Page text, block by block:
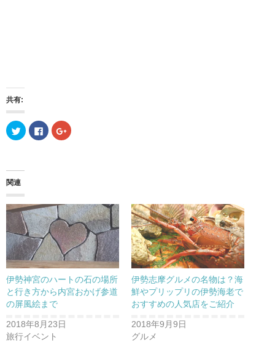
共有:
ク
リ
T
t
t
e
r
で
共
有
(
新
し
い
ウ
ィ
ン
ド
ウ
開
き
ま
す
F
a
有
す
る
に
は
ク
リ
ッ
ク
し
て
く
だ
さ
い
新
し
い
ウ
ク
リ
l
e
+
で
共
有
(
新
し
い
ウ
ィ
ン
ド
関連
伊勢神宮のハートの石の場所
と行き方から内宮おかげ参道
の屏風絵まで
2018年8月23日
旅行イベント
伊勢志摩グルメの名物は？海
鮮やプリップリの伊勢海老で
おすすめの人気店をご紹介
2018年9月9日
グルメ